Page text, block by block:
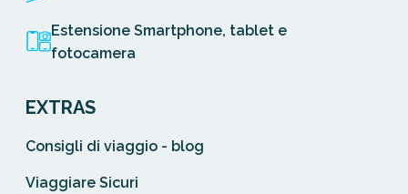
Estensione Smartphone, tablet e
fotocamera
EXTRAS
Consigli di viaggio - blog
Viaggiare Sicuri